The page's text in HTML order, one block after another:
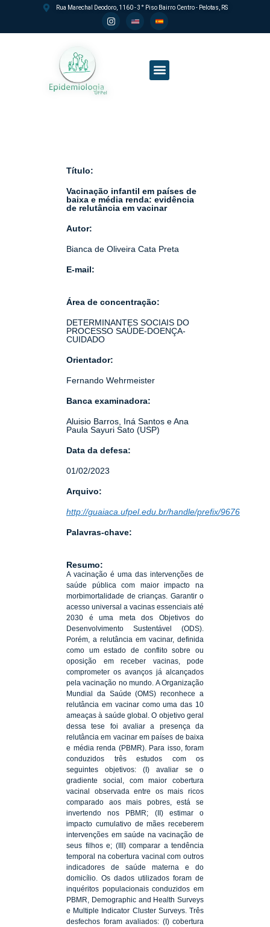
Rua Marechal Deodoro, 1160 - 3° Piso Bairro Centro - Pelotas, RS
Título:
Vacinação infantil em países de
baixa e média renda: evidência
de relutância em vacinar
Autor:
Bianca de Oliveira Cata Preta
E-mail:
Área de concentração:
DETERMINANTES SOCIAIS DO
PROCESSO SAÚDE-DOENÇA-
CUIDADO
Orientador:
Fernando Wehrmeister
Banca examinadora:
Aluisio Barros, Iná Santos e Ana
Paula Sayuri Sato (USP)
Data da defesa:
01/02/2023
Arquivo:
http://guaiaca.ufpel.edu.br/handle/prefix/9676
Palavras-chave:
Resumo:
A vacinação é uma das intervenções de
saúde pública com maior impacto na
morbimortalidade de crianças. Garantir o
acesso universal a vacinas essenciais até
2030 é uma meta dos Objetivos do
Desenvolvimento Sustentável (ODS).
Porém, a relutância em vacinar, definida
como um estado de conflito sobre ou
oposição em receber vacinas, pode
comprometer os avanços já alcançados
pela vacinação no mundo. A Organização
Mundial da Saúde (OMS) reconhece a
relutância em vacinar como uma das 10
ameaças à saúde global. O objetivo geral
dessa tese foi avaliar a presença da
relutância em vacinar em países de baixa
e média renda (PBMR). Para isso, foram
conduzidos três estudos com os
seguintes objetivos: (I) avaliar se o
gradiente social, com maior cobertura
vacinal observada entre os mais ricos
comparado aos mais pobres, está se
invertendo nos PBMR; (II) estimar o
impacto cumulativo de mães receberem
intervenções em saúde na vacinação de
seus filhos e; (III) comparar a tendência
temporal na cobertura vacinal com outros
indicadores de saúde materna e do
domicílio. Os dados utilizados foram de
inquéritos populacionais conduzidos em
PBMR, Demographic and Health Surveys
e Multiple Indicator Cluster Surveys. Três
desfechos foram avaliados: (I) cobertura